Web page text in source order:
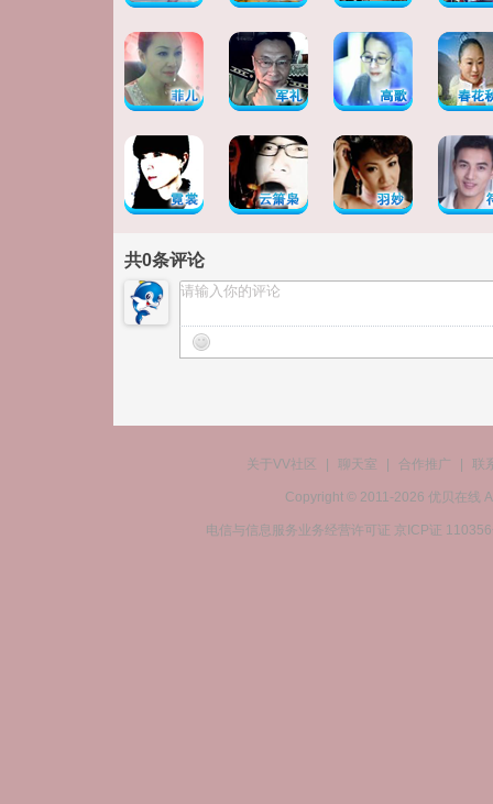
共0条评论
关于VV社区 聊天室 合作推广 联
Copyright © 2011-2026 优贝在线
电信与信息服务业务经营许可证 京ICP证